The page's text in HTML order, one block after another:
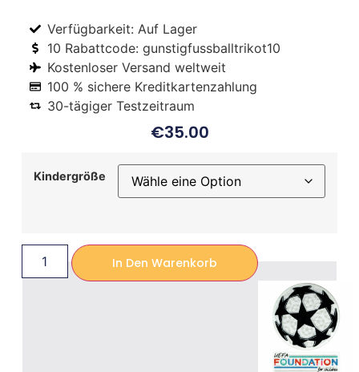
Verfügbarkeit: Auf Lager
10 Rabattcode: gunstigfussballtrikot10
Kostenloser Versand weltweit
100 % sichere Kreditkartenzahlung
30-tägiger Testzeitraum
€35.00
Kindergröße
In Den Warenkorb